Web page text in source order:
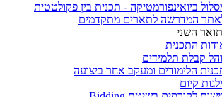
ביואינפורמטיקה - תכנית בין פקולטטית
המדרשה לתארים מתקדמים
השני
התכנית
קבלת תלמידים
הלימודים ומעקב אחר ביצועה
קיום